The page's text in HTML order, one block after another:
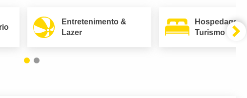
Entretenimento &
Lazer
Hospedagem
Turismo